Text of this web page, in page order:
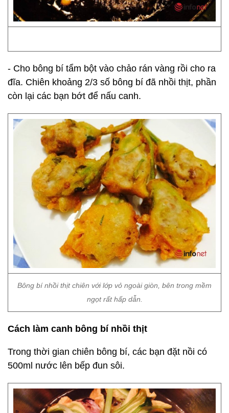
- Cho bông bí tẩm bột vào chảo rán vàng rồi cho ra
đĩa. Chiên khoảng 2/3 số bông bí đã nhồi thịt, phần
còn lại các bạn bớt để nấu canh.
Bông bí nhồi thịt chiên với lớp vỏ ngoài giòn, bên trong mềm
ngọt rất hấp dẫn.
Cách làm canh bông bí nhồi thịt
Trong thời gian chiên bông bí, các bạn đặt nồi có
500ml nước lên bếp đun sôi.